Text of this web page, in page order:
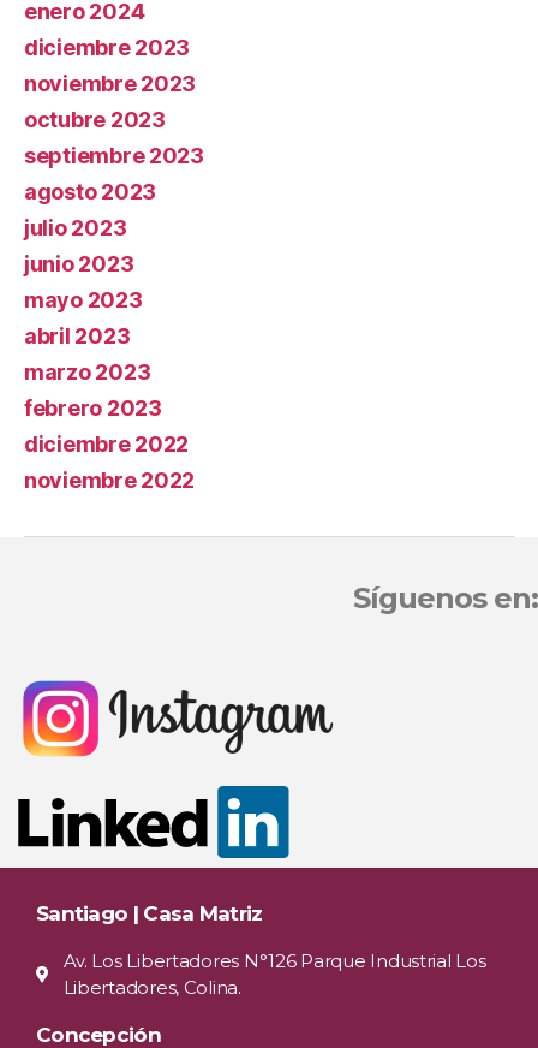
enero 2024
diciembre 2023
noviembre 2023
octubre 2023
septiembre 2023
agosto 2023
julio 2023
junio 2023
mayo 2023
abril 2023
marzo 2023
febrero 2023
diciembre 2022
noviembre 2022
Síguenos en:
Santiago | Casa Matriz
Av. Los Libertadores N°126 Parque Industrial Los
Libertadores, Colina.
Concepción